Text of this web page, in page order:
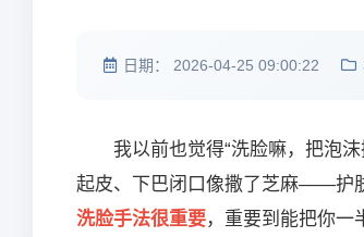
日期： 2026-04-25 09:00:22
我以前也觉得“洗脸嘛，把泡
起皮、下巴闭口像撒了芝麻——护肤
洗脸手法很重要，重要到能把你一